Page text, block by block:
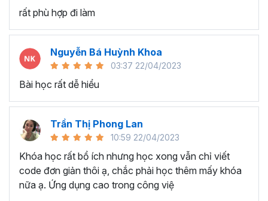
giải quyết các thách thức.
Áp dụng VBA vào công việc hàng ngày để tối ưu
Tích hợp VBA vào các dự án và giải quyết các vấn
đề thực tế trong lĩnh vực tài chính, quản lý dữ liệu, và
nhiều lĩnh vực khác.
Tại sao nên học VBA tại
Gitiho?
Điều gì tạo nên sự khác biệt để
khóa học lập trình VBA
rất phù hợp đi làm
Nguyễn Bá Huỳnh Khoa
03:37 22/04/2023
Bài học rất dễ hiểu
Trần Thị Phong Lan
10:59 22/04/2023
Khóa học rất bổ ích nhưng học xong vẫn chỉ viết
code đơn giản thôi ạ, chắc phải học thêm mấy khóa
nữa ạ. Ứng dụng cao trong công việ